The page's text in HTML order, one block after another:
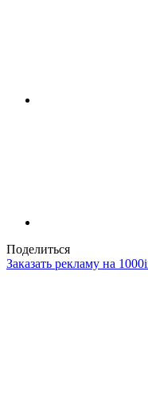
Поделиться
Заказать рекламу на